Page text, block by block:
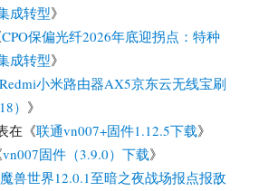
成转型》
CPO保偏光纤2026年底迎拐点：特种
成转型》
Redmi小米路由器AX5京东云无线宝刷
） 》
在《联通vn007+固件1.12.5下载》
vn007固件（3.9.0）下载》
魔兽世界12.0.1至暗之夜战场报点报敌